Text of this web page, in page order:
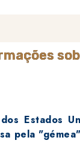
Estados
pela